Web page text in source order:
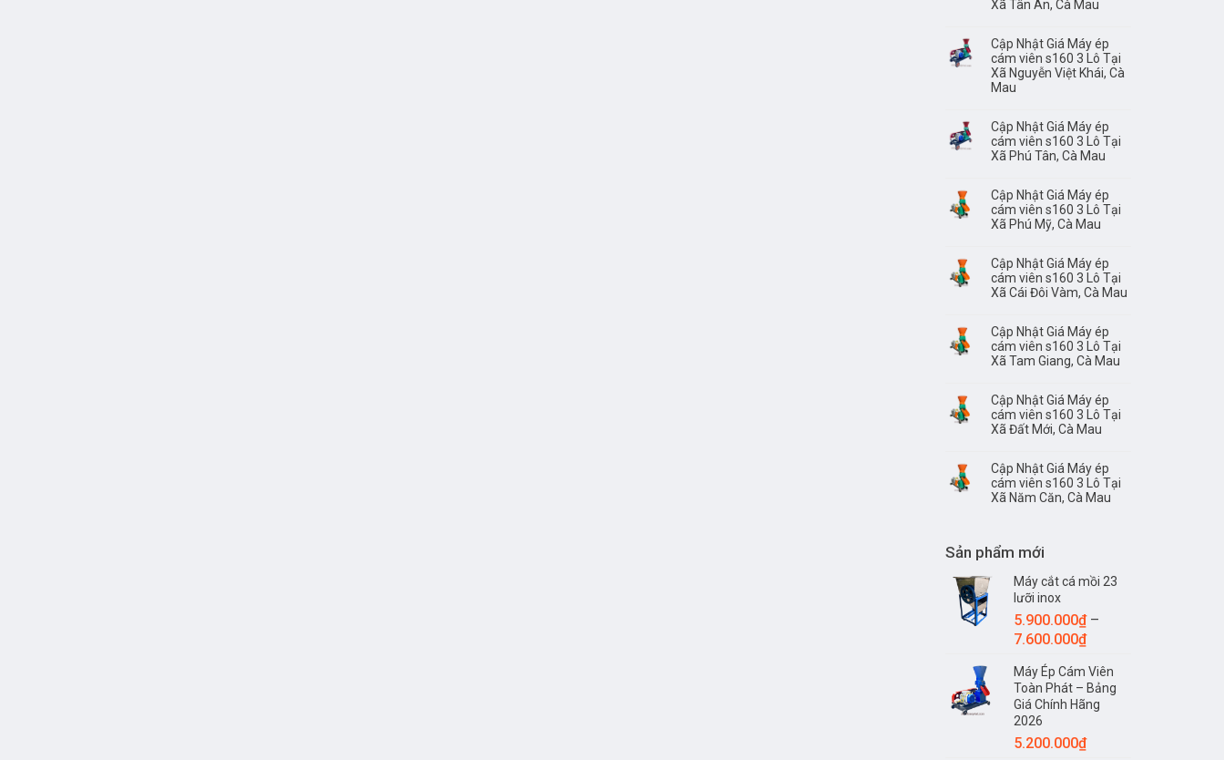
Xã Tân Ân, Cà Mau
Cập Nhật Giá Máy ép
cám viên s160 3 Lô Tại
Xã Nguyễn Việt Khái, Cà
Mau
Cập Nhật Giá Máy ép
cám viên s160 3 Lô Tại
Xã Phú Tân, Cà Mau
Cập Nhật Giá Máy ép
cám viên s160 3 Lô Tại
Xã Phú Mỹ, Cà Mau
Cập Nhật Giá Máy ép
cám viên s160 3 Lô Tại
Xã Cái Đôi Vàm, Cà Mau
Cập Nhật Giá Máy ép
cám viên s160 3 Lô Tại
Xã Tam Giang, Cà Mau
Cập Nhật Giá Máy ép
cám viên s160 3 Lô Tại
Xã Đất Mới, Cà Mau
Cập Nhật Giá Máy ép
cám viên s160 3 Lô Tại
Xã Năm Căn, Cà Mau
Sản phẩm mới
Máy cắt cá mồi 23
lưỡi inox
5.900.000₫ –
7.600.000₫Khoảng
từ
5.900.000₫
đến
7.600.000₫
Máy Ép Cám Viên
Toàn Phát – Bảng
Giá Chính Hãng
2026
5.200.000₫